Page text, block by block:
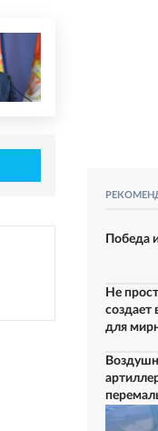
Победа
Не
создает
для